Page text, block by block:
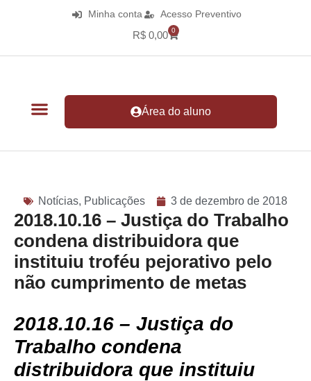
Minha conta Acesso Preventivo
R$ 0,00 0
Área do aluno
Notícias, Publicações 3 de dezembro de 2018
2018.10.16 – Justiça do Trabalho
condena distribuidora que
instituiu troféu pejorativo pelo
não cumprimento de metas
2018.10.16 – Justiça do
Trabalho condena
distribuidora que instituiu